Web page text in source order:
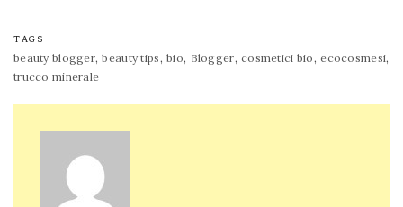
TAGS
beauty blogger,beauty tips,bio, Blogger,cosmetici bio,ecocosmesi,
trucco minerale